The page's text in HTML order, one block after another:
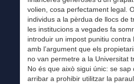
volien, cosa perfectament legal.
individus a la pèrdua de llocs de
les institucions a vegades fa
introduir un impost punitiu contra
amb l’argument que els
no van permetre a la Universitat
No és que això sigui únic: se
arribar a prohibir utilitzar la